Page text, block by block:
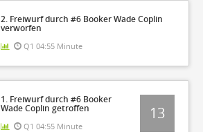
2. Freiwurf durch #6 Booker Wade Coplin
verworfen
Q1 04:55 Minute
1. Freiwurf durch #6 Booker
Wade Coplin getroffen
Q1 04:55 Minute
13